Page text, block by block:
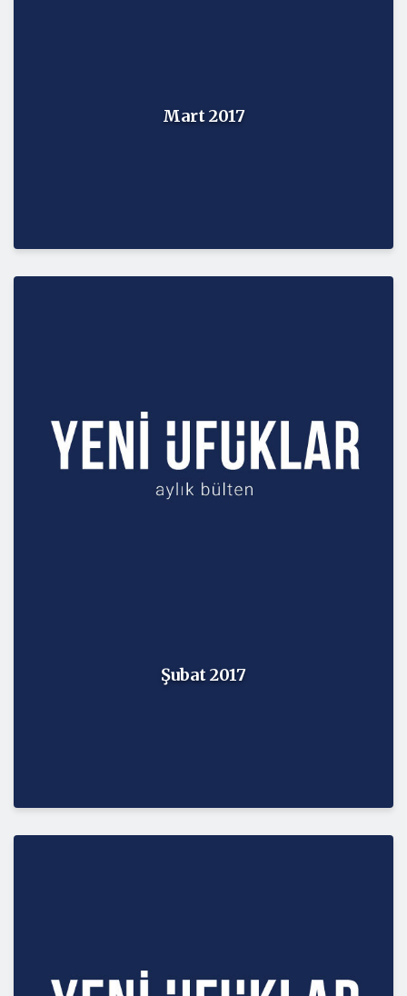
Mart 2017
Şubat 2017